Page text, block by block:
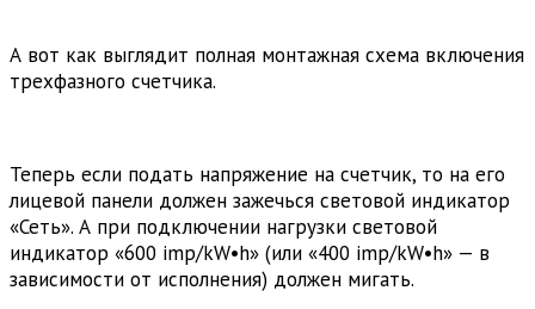
А вот как выглядит полная монтажная схема включения
трехфазного счетчика.
Теперь если подать напряжение на счетчик, то на его
лицевой панели должен зажечься световой индикатор
«Сеть». А при подключении нагрузки световой
индикатор «600 imp/kW•h» (или «400 imp/kW•h» — в
зависимости от исполнения) должен мигать.